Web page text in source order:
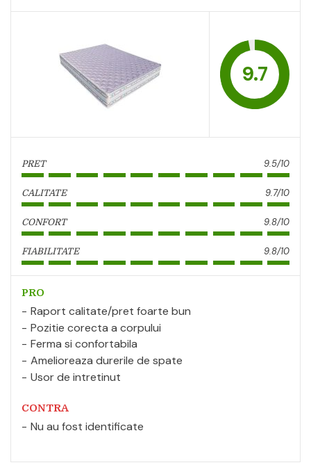
9.7
PRET 9.5/10
CALITATE 9.7/10
CONFORT 9.8/10
FIABILITATE 9.8/10
PRO
Raport calitate/pret foarte bun
Pozitie corecta a corpului
Ferma si confortabila
Amelioreaza durerile de spate
Usor de intretinut
CONTRA
Nu au fost identificate